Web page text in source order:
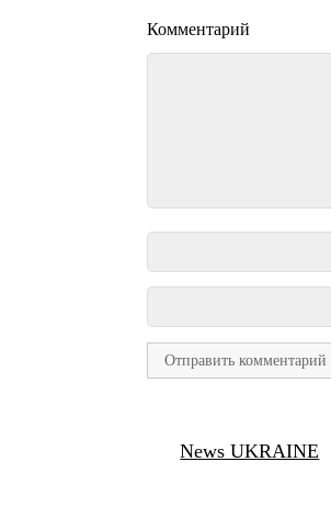
Комментарий
News UKRAINE